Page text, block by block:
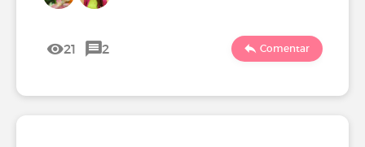
21 2 Comentar